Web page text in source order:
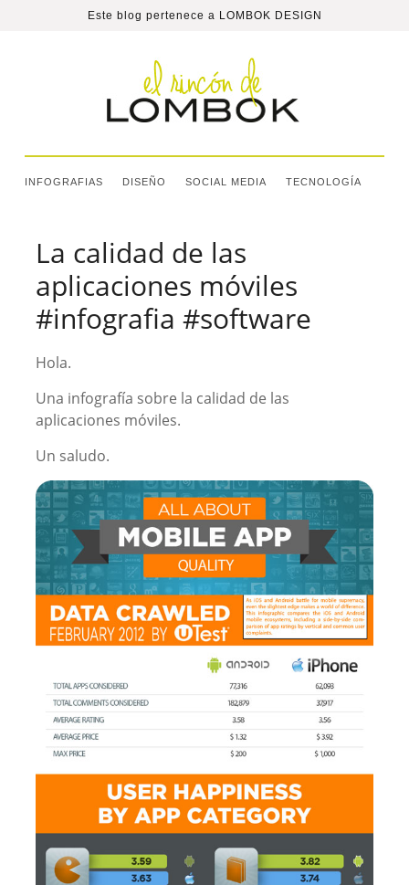
Este blog pertenece a LOMBOK DESIGN
INFOGRAFIAS DISEÑO SOCIAL MEDIA TECNOLOGÍA
La calidad de las
aplicaciones móviles
#infografia #software
Hola.
Una infografía sobre la calidad de las
aplicaciones móviles.
Un saludo.